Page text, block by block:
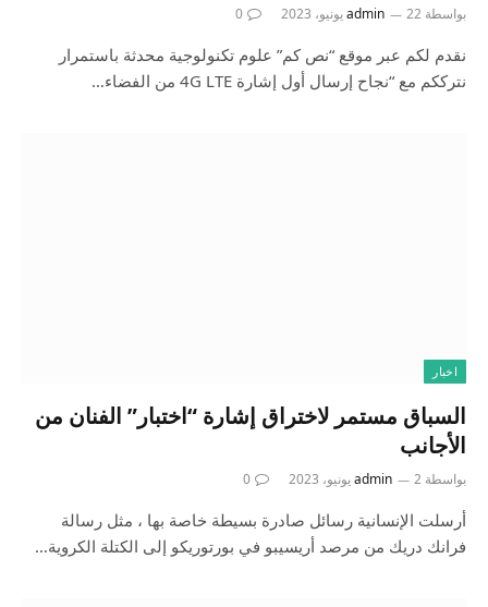
بواسطة admin 22 يونيو، 2023 0
نقدم لكم عبر موقع “نص كم” علوم تكنولوجية محدثة باستمرار
نترككم مع “نجاح إرسال أول إشارة 4G LTE من الفضاء…
اخبار
السباق مستمر لاختراق إشارة “اختبار” الفنان من
الأجانب
بواسطة admin 2 يونيو، 2023 0
أرسلت الإنسانية رسائل صادرة بسيطة خاصة بها ، مثل رسالة
فرانك دريك من مرصد أريسيبو في بورتوريكو إلى الكتلة الكروية…